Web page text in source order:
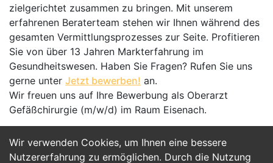
Wir verwenden Cookies, um Ihnen eine bessere
Nutzererfahrung zu ermöglichen. Durch die Nutzung
zielgerichtet zusammen zu bringen. Mit unserem
erfahrenen Beraterteam stehen wir Ihnen während des
gesamten Vermittlungsprozesses zur Seite. Profitieren
Sie von über 13 Jahren Markterfahrung im
Gesundheitswesen. Haben Sie Fragen? Rufen Sie uns
gerne unter Jetzt bewerben! an.
Wir freuen uns auf Ihre Bewerbung als Oberarzt
Gefäßchirurgie (m/w/d) im Raum Eisenach.
Jetzt Bewerben